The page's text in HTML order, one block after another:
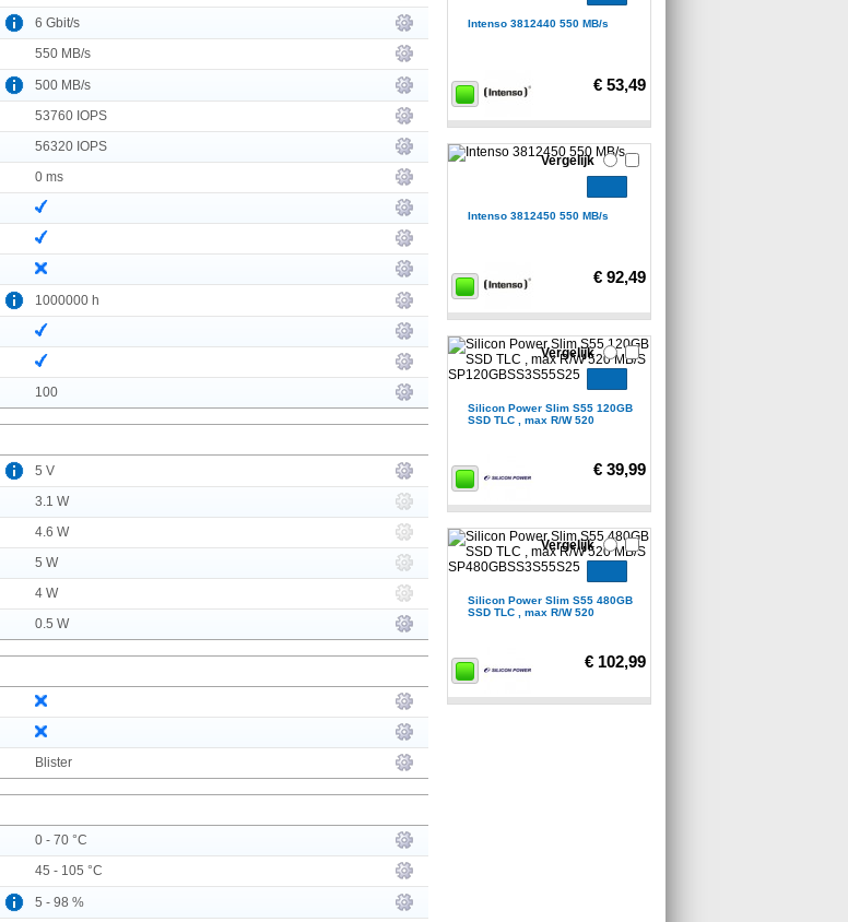
6 Gbit/s
550 MB/s
500 MB/s
53760 IOPS
56320 IOPS
0 ms
1000000 h
100
5 V
3.1 W
4.6 W
5 W
4 W
0.5 W
Blister
0 - 70 °C
45 - 105 °C
5 - 98 %
Intenso 3812440 550 MB/s
€ 53,49
Intenso 3812450 550 MB/s
€ 92,49
Vergelijk
Silicon Power Slim S55 120GB
SSD TLC , max R/W 520
€ 39,99
Vergelijk
Silicon Power Slim S55 480GB
SSD TLC , max R/W 520
€ 102,99
Vergelijk